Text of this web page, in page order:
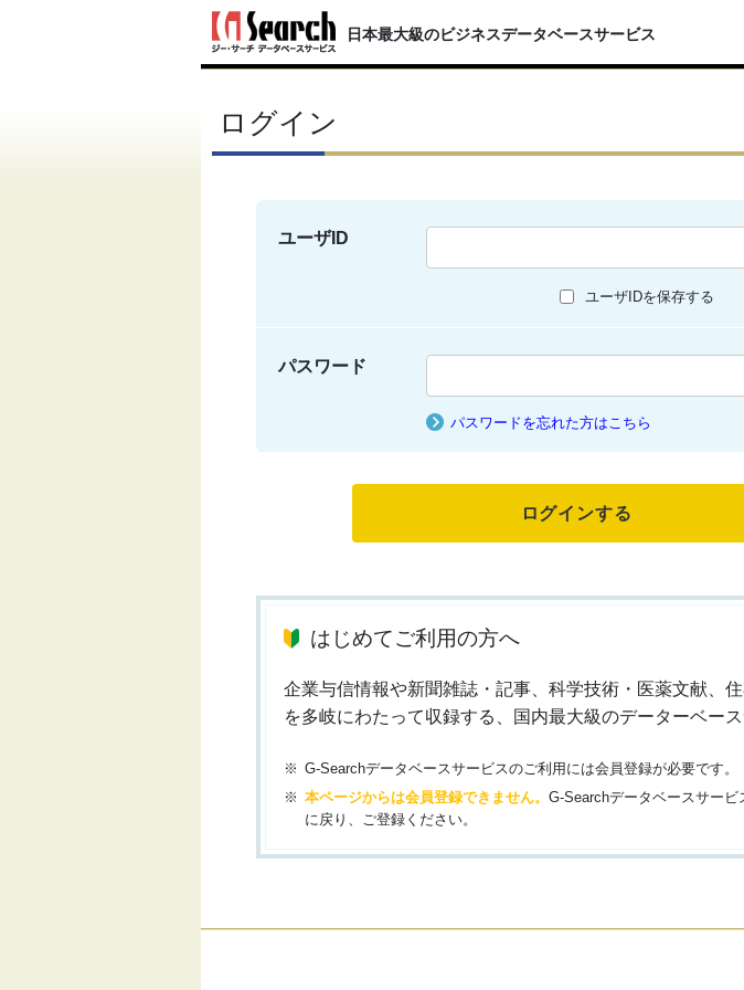
日本最大級のビジネスデータベースサービス
ログイン
ユーザID
ユーザIDを保存する
パスワード
パスワードを忘れた方はこちら
はじめてご利用の方へ
企業与信情報や新聞雑誌・記事、科学技術・医薬文献、
を多岐にわたって収録する、国内最大級のデーターベース
G-Searchデータベースサービスのご利用には会員登録が必要です。
本ページからは会員登録できません。G-Searchデータベースサービ
に戻り、ご登録ください。